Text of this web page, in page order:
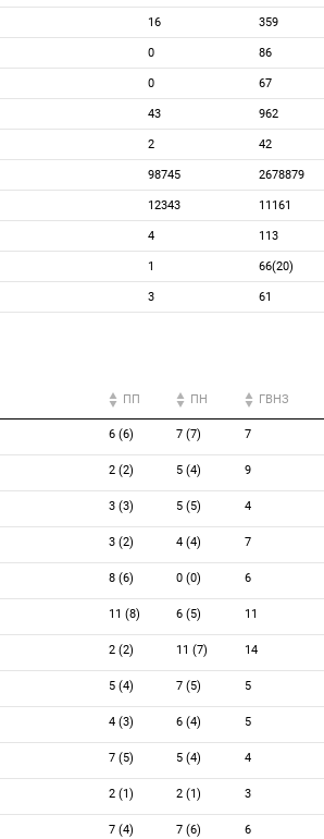
16 359
0 86
0 67
43 962
2 42
98745 2678879
12343 11161
4 113
1 66(20)
3 61
ПП ПН ГВНЗ
6 (6) 7 (7) 7
2 (2) 5 (4) 9
3 (3) 5 (5) 4
3 (2) 4 (4) 7
8 (6) 0 (0) 6
11 (8) 6 (5) 11
2 (2) 11 (7) 14
5 (4) 7 (5) 5
4 (3) 6 (4) 5
7 (5) 5 (4) 4
2 (1) 2 (1) 3
7 (4) 7 (6) 6